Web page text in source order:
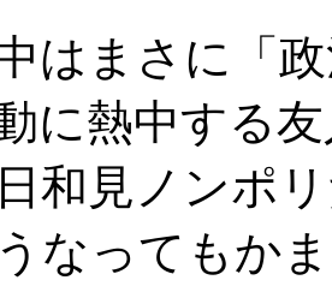
はまさに「
に熱中する
和見ノンポ
なってもか